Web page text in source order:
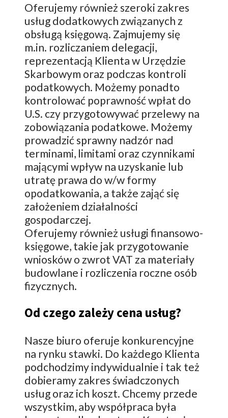
Oferujemy również szeroki zakres
usług dodatkowych związanych z
obsługą księgową. Zajmujemy się
m.in. rozliczaniem delegacji,
reprezentacją Klienta w Urzędzie
Skarbowym oraz podczas kontroli
podatkowych. Możemy ponadto
kontrolować poprawność wpłat do
U.S. czy przygotowywać przelewy na
zobowiązania podatkowe. Możemy
prowadzić sprawny nadzór nad
terminami, limitami oraz czynnikami
mającymi wpływ na uzyskanie lub
utratę prawa do w/w formy
opodatkowania, a także zająć się
założeniem działalności
gospodarczej.
Oferujemy również usługi finansowo-
księgowe, takie jak przygotowanie
wniosków o zwrot VAT za materiały
budowlane i rozliczenia roczne osób
fizycznych.
Od czego zależy cena usług?
Nasze biuro oferuje konkurencyjne
na rynku stawki. Do każdego Klienta
podchodzimy indywidualnie i tak też
dobieramy zakres świadczonych
usług oraz ich koszt. Chcemy przede
wszystkim, aby współpraca była